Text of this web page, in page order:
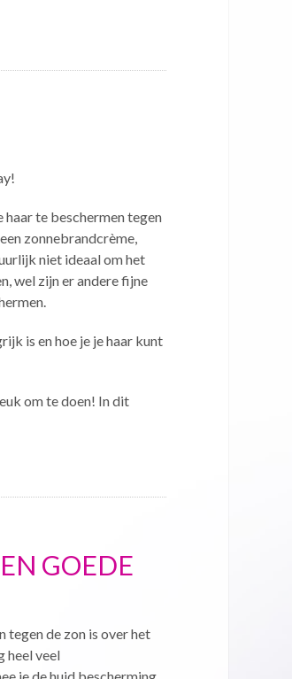
te beschermen tegen
zonnebrandcrème,
niet ideaal om het
wel zijn er andere fijne
is en hoe je je haar kunt
om te doen! In dit
GOEDE
tegen de zon is over het
heel veel